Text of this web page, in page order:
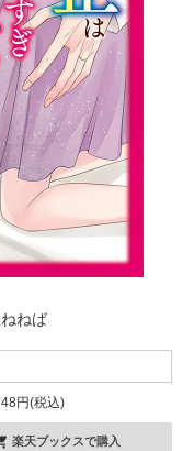
ねば
円(税込)
楽天ブックスで購入